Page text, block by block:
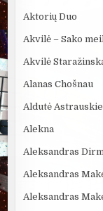
Aktorių Duo
Akvilė – Sako
Akvilė
Alanas Chošnau
Aldutė
Alekna
Aleksandras
Aleksandras
Aleksandras